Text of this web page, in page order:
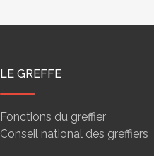
LE GREFFE
Fonctions du greffier
Conseil national des greffiers